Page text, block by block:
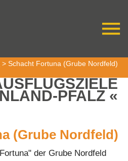
> Schacht Fortuna (Grube Nordfeld)
PFALZ
(Grube Nordfeld)
der Grube Nordfeld